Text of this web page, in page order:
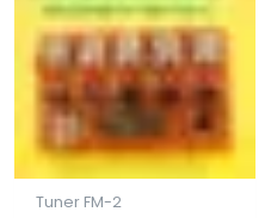
Tuner FM-2